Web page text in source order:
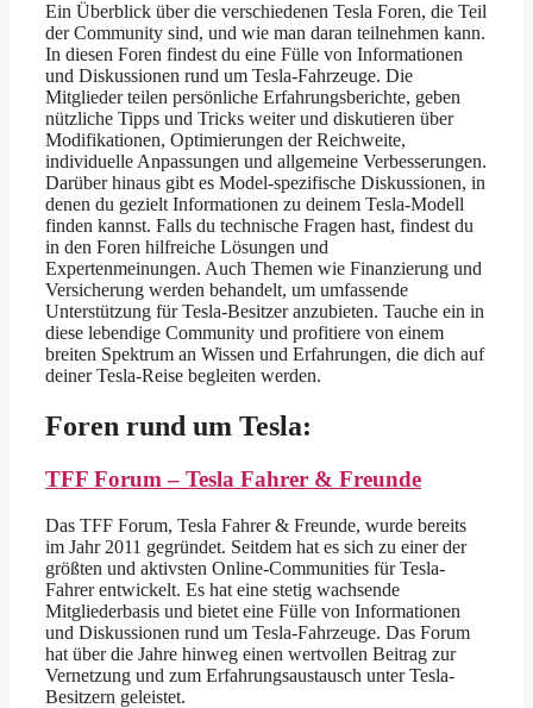
Ein Überblick über die verschiedenen Tesla Foren, die Teil
der Community sind, und wie man daran teilnehmen kann.
In diesen Foren findest du eine Fülle von Informationen
und Diskussionen rund um Tesla-Fahrzeuge. Die
Mitglieder teilen persönliche Erfahrungsberichte, geben
nützliche Tipps und Tricks weiter und diskutieren über
Modifikationen, Optimierungen der Reichweite,
individuelle Anpassungen und allgemeine Verbesserungen.
Darüber hinaus gibt es Model-spezifische Diskussionen, in
denen du gezielt Informationen zu deinem Tesla-Modell
finden kannst. Falls du technische Fragen hast, findest du
in den Foren hilfreiche Lösungen und
Expertenmeinungen. Auch Themen wie Finanzierung und
Versicherung werden behandelt, um umfassende
Unterstützung für Tesla-Besitzer anzubieten. Tauche ein in
diese lebendige Community und profitiere von einem
breiten Spektrum an Wissen und Erfahrungen, die dich auf
deiner Tesla-Reise begleiten werden.
Foren rund um Tesla:
TFF Forum – Tesla Fahrer & Freunde
Das TFF Forum, Tesla Fahrer & Freunde, wurde bereits
im Jahr 2011 gegründet. Seitdem hat es sich zu einer der
größten und aktivsten Online-Communities für Tesla-
Fahrer entwickelt. Es hat eine stetig wachsende
Mitgliederbasis und bietet eine Fülle von Informationen
und Diskussionen rund um Tesla-Fahrzeuge. Das Forum
hat über die Jahre hinweg einen wertvollen Beitrag zur
Vernetzung und zum Erfahrungsaustausch unter Tesla-
Besitzern geleistet.